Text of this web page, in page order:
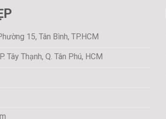
15, Tân Bình, TP.HCM
Tây Thạnh, Q. Tân Phú, HCM